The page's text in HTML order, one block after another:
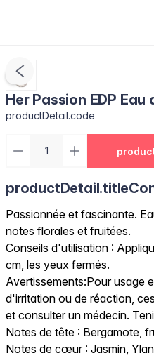
Her Passion EDP
productDetail.code
Passionnée et fascinante.
notes florales et fruitées.
Conseils d'utilisation :
cm, les yeux fermés.
Avertissements:Pour usage
d'irritation ou de réaction,
et consulter un médecin.
Notes de tête : Bergamote,
Notes de cœur : Jasmin,